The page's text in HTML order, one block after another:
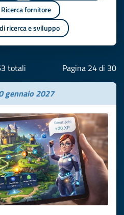
Ricerca fornitore
ricerca e sviluppo
totali Pagina 24 di 30
gennaio 2027